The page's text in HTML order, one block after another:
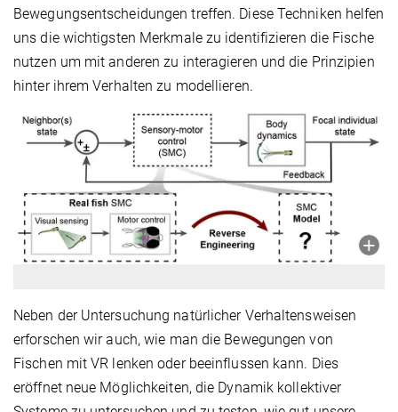
Bewegungsentscheidungen treffen. Diese Techniken helfen
uns die wichtigsten Merkmale zu identifizieren die Fische
nutzen um mit anderen zu interagieren und die Prinzipien
hinter ihrem Verhalten zu modellieren.
Neben der Untersuchung natürlicher Verhaltensweisen
erforschen wir auch, wie man die Bewegungen von
Fischen mit VR lenken oder beeinflussen kann. Dies
eröffnet neue Möglichkeiten, die Dynamik kollektiver